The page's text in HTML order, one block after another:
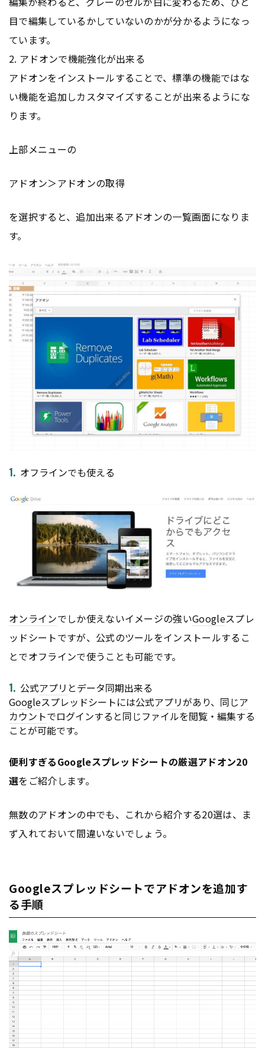
目で編集しているかしていないのかが分かるようになっ
ています。
2. アドオンで機能強化が出来る
アドオンをインストールすることで、標準の機能ではな
い機能を追加しカスタマイズすることが出来るようにな
ります。
上部メニューの
アドオン＞アドオンの取得
を選択すると、追加出来るアドオンの一覧画面になりま
す。
オフラインでも使える
オンラインでしか使えないイメージの強いGoogleスプレ
ッドシートですが、公式のツールをインストールするこ
とでオフラインで使うことも可能です。
公式アプリ とデータ同期出来る
Googleスプレッドシートには公式アプリがあり、同じア
カウントでログインすると同じファイルを閲覧・編集する
ことが可能です。
便利すぎるGoogleスプレッドシートの厳選アドオン20
選をご紹介します。
無数のアドオンの中でも、これから紹介する20選は、ま
ず入れておいて間違いないでしょう。
Googleスプレッドシートでアドオンを追加す
る手順